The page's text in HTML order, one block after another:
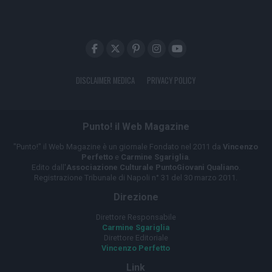
DISCLAIMER MEDICA PRIVACY POLICY
Punto! il Web Magazine
"Punto!" il Web Magazine è un giornale Fondato nel 2011 da Vincenzo
Perfetto e Carmine Sgariglia.
Edito dall'Associazione Culturale PuntoGiovani Qualiano.
Registrazione Tribunale di Napoli n° 31 del 30 marzo 2011.
Direzione
Direttore Responsabile
Carmine Sgariglia
Direttore Editoriale
Vincenzo Perfetto
Link